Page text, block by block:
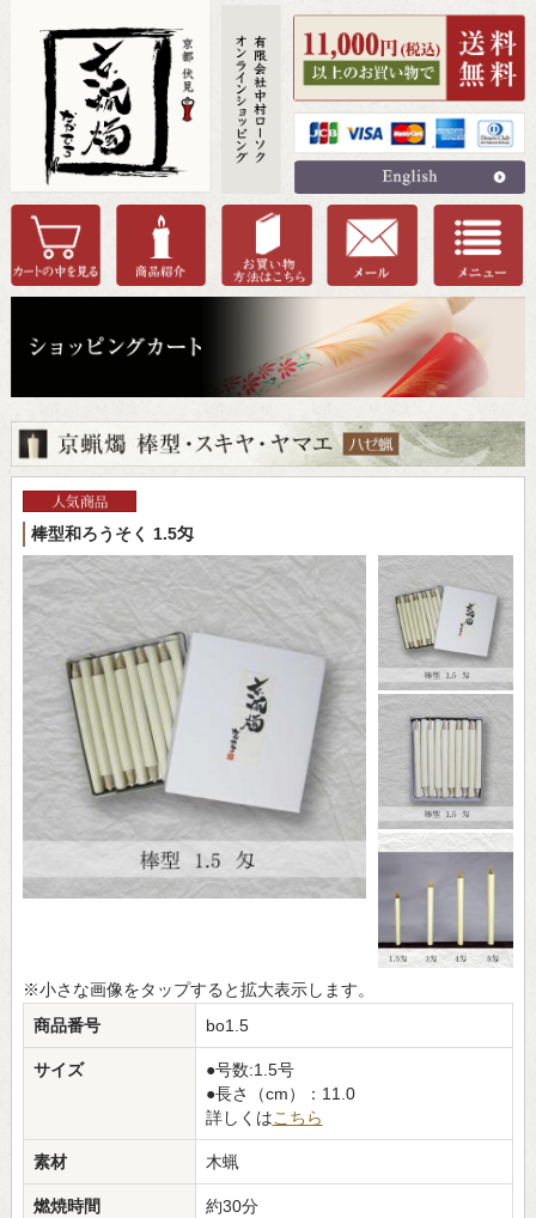
棒型和ろうそく 1.5匁
※小さな画像をタップすると拡大表示します。
商品番号
bo1.5
サイズ
●号数:1.5号
●長さ（cm）：11.0
詳しくはこちら
素材 木蝋
燃焼時間 約30分